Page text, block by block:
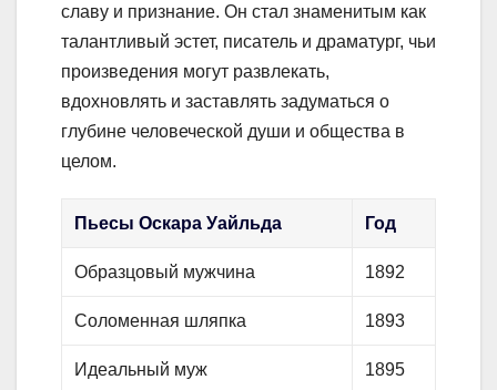
славу и признание. Он стал знаменитым как
талантливый эстет, писатель и драматург, чьи
произведения могут развлекать,
вдохновлять и заставлять задуматься о
глубине человеческой души и общества в
целом.
Пьесы Оскара Уайльда Год
Образцовый мужчина 1892
Соломенная шляпка 1893
Идеальный муж 1895